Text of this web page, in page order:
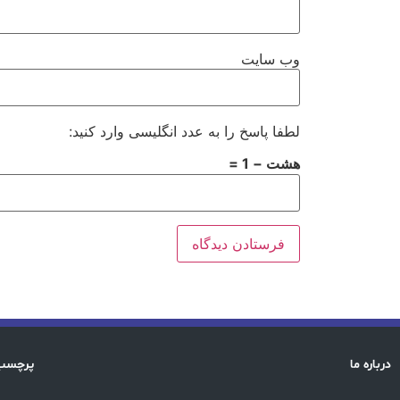
وب‌ سایت
لطفا پاسخ را به عدد انگلیسی وارد کنید:
هشت − 1 =
درباره ما